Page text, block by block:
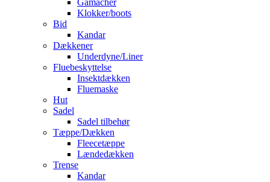
Gamacher
Klokker/boots
Bid
Kandar
Dækkener
Underdyne/Liner
Fluebeskyttelse
Insektdækken
Fluemaske
Hut
Sadel
Sadel tilbehør
Tæppe/Dækken
Fleecetæppe
Lændedækken
Trense
Kandar